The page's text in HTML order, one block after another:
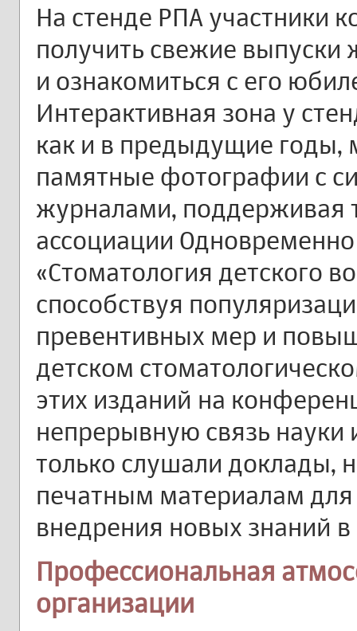
На стенде РПА участники
получить свежие выпуски
и ознакомиться с его
Интерактивная зона у
как и в предыдущие годы,
памятные фотографии с
журналами,
ассоциации
«Стоматология детского
способствуя
превентивных мер и
детском
этих изданий на
непрерывную связь науки
только слушали доклады,
печатным материалам
внедрения новых знаний в
Профессиональная
организации